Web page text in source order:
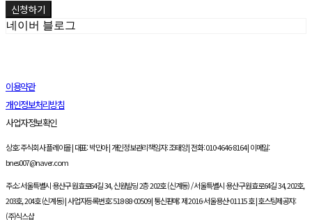
신청하기
네이버 블로그
이용약관
개인정보처리방침
사업자정보확인
상호: 주식회사 플레이몰 | 대표: 박민아 | 개인정보관리책임자: 조태양 | 전화: 010-4646-8164 | 이메일:
bnes007@naver.com
주소: 서울특별시 용산구 원효로64길 34, 신원빌딩 2층 202호 (신계동) / 서울특별시 용산구 원효로64길 34, 202호,
203호, 204호 (신계동) | 사업자등록번호:518-88-00509| 통신판매:제 2016-서울용산-01115 호| 호스팅제공자:
(주)식스샵